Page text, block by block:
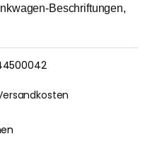
Beschriftungen,